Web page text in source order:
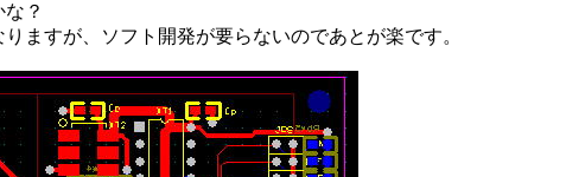
？
ますが、ソフト開発が要らないのであとが楽です。